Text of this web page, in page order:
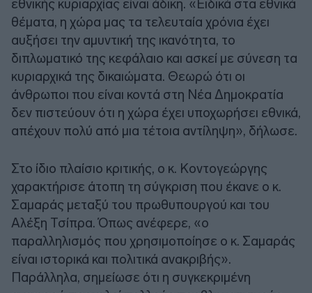
εθνικής κυριαρχίας είναι άδικη. «Ειδικά στα εθνικά
θέματα, η χώρα μας τα τελευταία χρόνια έχει
αυξήσει την αμυντική της ικανότητα, το
διπλωματικό της κεφάλαιο και ασκεί με σύνεση τα
κυριαρχικά της δικαιώματα. Θεωρώ ότι οι
άνθρωποι που είναι κοντά στη Νέα Δημοκρατία
δεν πιστεύουν ότι η χώρα έχει υποχωρήσει εθνικά,
απέχουν πολύ από μια τέτοια αντίληψη», δήλωσε.
Στο ίδιο πλαίσιο κριτικής, ο κ. Κοντογεώργης
χαρακτήρισε άτοπη τη σύγκριση που έκανε ο κ.
Σαμαράς μεταξύ του πρωθυπουργού και του
Αλέξη Τσίπρα. Όπως ανέφερε, «ο
παραλληλισμός που χρησιμοποίησε ο κ. Σαμαράς
είναι ιστορικά και πολιτικά ανακριβής».
Παράλληλα, σημείωσε ότι η συγκεκριμένη